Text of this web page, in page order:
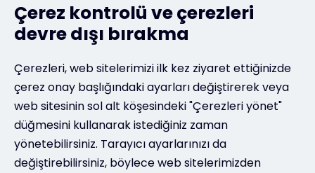
Çerez kontrolü ve çerezleri
devre dışı bırakma
Çerezleri, web sitelerimizi ilk kez ziyaret ettiğinizde
çerez onay başlığındaki ayarları değiştirerek veya
web sitesinin sol alt köşesindeki "Çerezleri yönet"
düğmesini kullanarak istediğiniz zaman
yönetebilirsiniz. Tarayıcı ayarlarınızı da
değiştirebilirsiniz, böylece web sitelerimizden